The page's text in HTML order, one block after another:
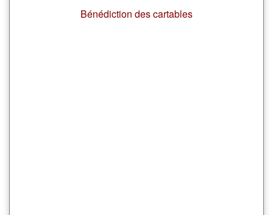
Bénédiction des cartables